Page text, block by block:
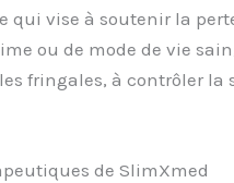
qui vise à soutenir la
ou de mode de vie
fringales, à contrôler
de SlimXmed